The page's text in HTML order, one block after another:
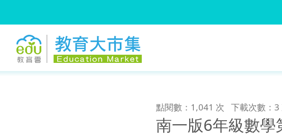
點閱數：1,041 次 下載次數：3
南一版6年級數學